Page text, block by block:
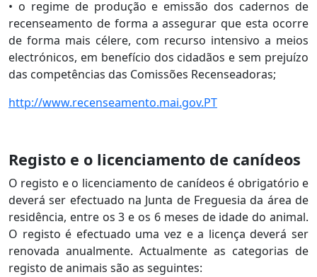
• o regime de produção e emissão dos cadernos de
recenseamento de forma a assegurar que esta ocorre
de forma mais célere, com recurso intensivo a meios
electrónicos, em benefício dos cidadãos e sem prejuízo
das competências das Comissões Recenseadoras;
http://www.recenseamento.mai.gov.PT
Registo e o licenciamento de canídeos
O registo e o licenciamento de canídeos é obrigatório e
deverá ser efectuado na Junta de Freguesia da área de
residência, entre os 3 e os 6 meses de idade do animal.
O registo é efectuado uma vez e a licença deverá ser
renovada anualmente. Actualmente as categorias de
registo de animais são as seguintes: